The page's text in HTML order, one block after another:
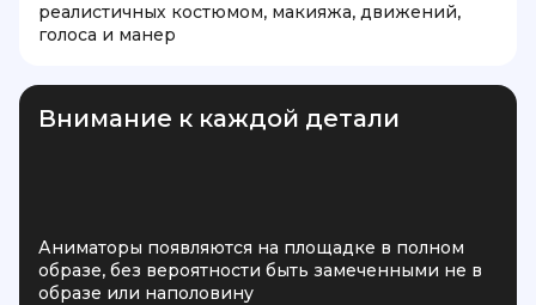
реалистичных костюмом, макияжа, движений,
голоса и манер
Внимание к каждой детали
Аниматоры появляются на площадке в полном
образе, без вероятности быть замеченными не в
образе или наполовину